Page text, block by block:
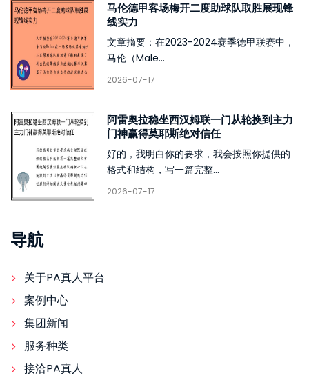
马伦德甲客场梅开二度助球队取胜展现锋
线实力
文章摘要：在2023-2024赛季德甲联赛中，
马伦（Male...
2026-07-17
阿雷奥拉稳坐西汉姆联一门从轮换到主力
门神赢得莫耶斯绝对信任
好的，我明白你的要求，我会按照你提供的
格式和结构，写一篇完整...
2026-07-17
导航
关于PA真人平台
案例中心
集团新闻
服务种类
接洽PA真人